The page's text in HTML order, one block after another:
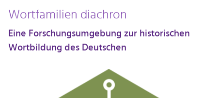
Wortfamilien diachron
Eine Forschungsumgebung zur historischen
Wortbildung des Deutschen